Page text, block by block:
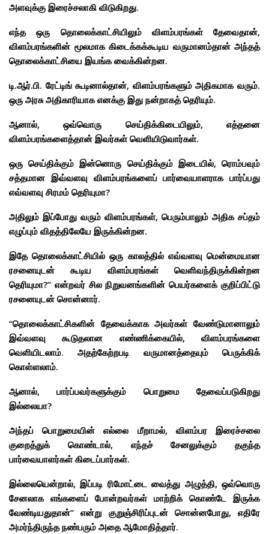
அளவுக்கு இரைச்சலாகி விடுகிறது.
எந்த ஒரு தொலைக்காட்சியிலும் விளம்பரங்கள் தேவைதான்,
விளம்பரங்களின் மூலமாக கிடைக்கக்கூடிய வருமானம்தான் அந்தத்
தொலைக்காட்சியை இயங்க வைக்கின்றன.
டி.ஆர்.பி. ரேட்டிங் கூடினால்தான், விளம்பரங்களும் அதிகமாக வரும்.
ஒரு அரசு அதிகாரியாக எனக்கு இது நன்றாகத் தெரியும்.
ஆனால், ஒவ்வொரு செய்திக்கிடையிலும், எத்தனை
விளம்பரங்களைத்தான் இவர்கள் வெளியிடுவார்கள்.
ஒரு செய்திக்கும் இன்னொரு செய்திக்கும் இடையில், ரொம்பவும்
சத்தமான இவ்வளவு விளம்பரங்களைப் பார்வையாளராக பார்ப்பது
எவ்வளவு சிரமம் தெரியுமா?
அதிலும் இப்போது வரும் விளம்பரங்கள், பெரும்பாலும் அதிக சப்தம்
எழுப்பும் விதத்திலேயே இருக்கின்றன.
இதே தொலைக்காட்சியில் ஒரு காலத்தில் எவ்வளவு மென்மையான
ரசனையுடன் கூடிய விளம்பரங்கள் வெளிவந்திருக்கின்றன
தெரியுமா?” என்றவர் சில நிறுவனங்களின் பெயர்களைக் குறிப்பிட்டு
ரசனையுடன் சொன்னார்.
“தொலைக்காட்சிகளின் தேவைக்காக அவர்கள் வேண்டுமானாலும்
இவ்வளவு கூடுதலான எண்ணிக்கையில், விளம்பரங்களை
வெளியிடலாம்.அதற்கேற்றபடி வருமானத்தையும் பெருக்கிக்
கொள்ளலாம்.
ஆனால், பார்ப்பவர்களுக்கும் பொறுமை தேவைப்படுகிறது
இல்லையா?
அந்தப் பொறுமையின் எல்லை மீறாமல், விளம்பர இரைச்சலை
குறைத்துக் கொண்டால், எந்தச் சேனலுக்கும் தகுந்த
பார்வையாளர்கள் கிடைப்பார்கள்.
இல்லையென்றால், இப்படி ரிமோட்டை வைத்து அழுத்தி, ஒவ்வொரு
சேனலாக எங்களைப் போன்றவர்கள் மாற்றிக் கொண்டே இருக்க
வேண்டியதுதான்” என்று குறுஞ்சிரிப்புடன் சொன்னபோது, எதிரே
அமர்ந்திருந்த நண்பரும் அதை ஆமோதித்தார்.